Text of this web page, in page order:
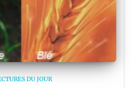
DU JOUR